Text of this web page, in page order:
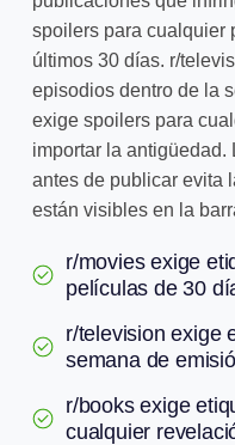
spoilers para cualquier
últimos 30 días. r/
episodios dentro de la
exige spoilers para
importar la
antes de publicar
están visibles en la
r/movies exige
películas de 30
r/television exige
semana de
r/books exige
cualquier